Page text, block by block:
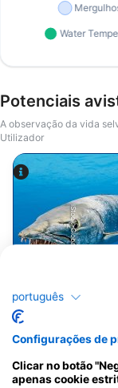
Potenciais
A observação da vida
Utilizador
iStock-Global_Pics
Barracuda
3
português
Configurações de
Clicar no botão
apenas cookie